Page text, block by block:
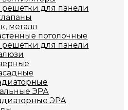
для панели
металл
потолочные
для панели
ЭРА
ЭРА